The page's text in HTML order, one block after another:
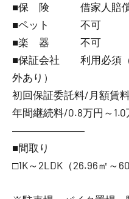
■保 険 借家人賠償付
■ペット 不可
■楽 器 不可
■保証会社 利用必須
外あり）
初回保証委託料/月額賃
年間継続料/0.8万円～1.0
―――――――
■間取り
□1K～2LDK（26.96㎡～